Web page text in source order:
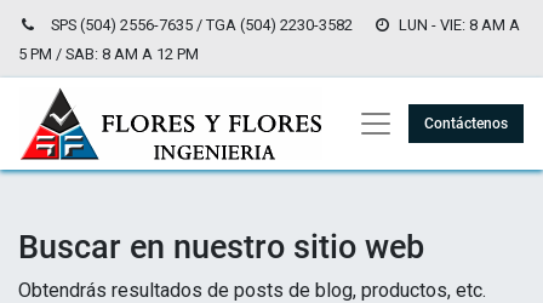
SPS (504) 2556-7635 / TGA (504) 2230-3582
LUN - VIE: 8 AM A
5 PM / SAB: 8 AM A 12 PM
Contáctenos
Buscar en nuestro sitio web
Obtendrás resultados de posts de blog, productos, etc.